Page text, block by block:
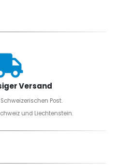
Versand
Post.
und Liechtenstein.